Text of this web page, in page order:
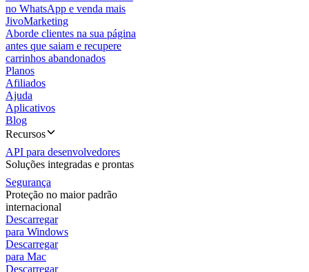
no WhatsApp e venda mais
JivoMarketing
Aborde clientes na sua página
antes que saiam e recupere
carrinhos abandonados
Planos
Afiliados
Ajuda
Aplicativos
Blog
Recursos
API para desenvolvedores
Soluções integradas e prontas
Segurança
Proteção no maior padrão
internacional
Descarregar
para Windows
Descarregar
para Mac
Descarregar